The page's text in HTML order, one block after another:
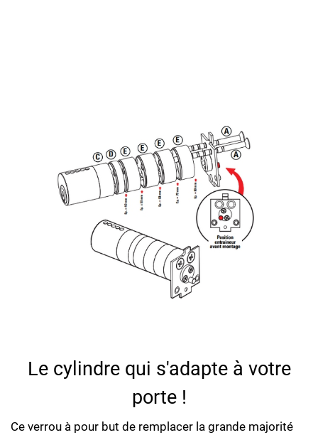
Le cylindre qui s'adapte à votre
porte !
Ce verrou à pour but de remplacer la grande majorité